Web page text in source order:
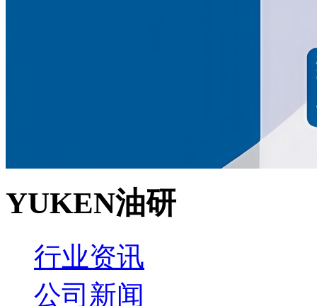
YUKEN油研
行业资讯
公司新闻